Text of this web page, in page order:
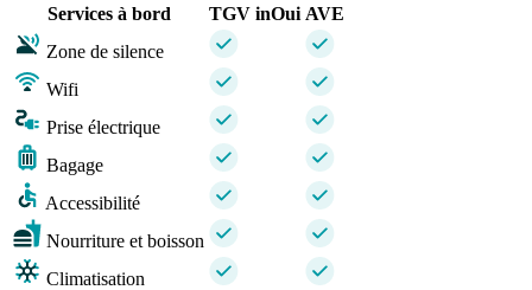
Services à bord
TGV inOui AVE
Zone de silence
Wifi
Prise électrique
Bagage
Accessibilité
Nourriture et boisson
Climatisation